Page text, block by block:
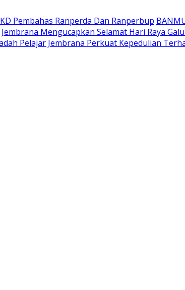
Pembahas Ranperda Dan Ranperbup
Mengucapkan Selamat Hari Raya
Pelajar Jembrana Perkuat Kepedulian